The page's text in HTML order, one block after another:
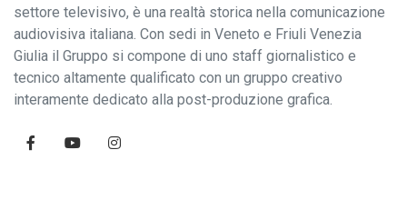
settore televisivo, è una realtà storica nella comunicazione
audiovisiva italiana. Con sedi in Veneto e Friuli Venezia
Giulia il Gruppo si compone di uno staff giornalistico e
tecnico altamente qualificato con un gruppo creativo
interamente dedicato alla post-produzione grafica.